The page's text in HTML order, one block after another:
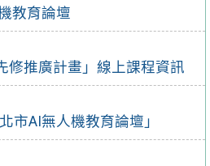
教育論壇
修推廣計畫」線上課程資訊
市AI無人機教育論壇」